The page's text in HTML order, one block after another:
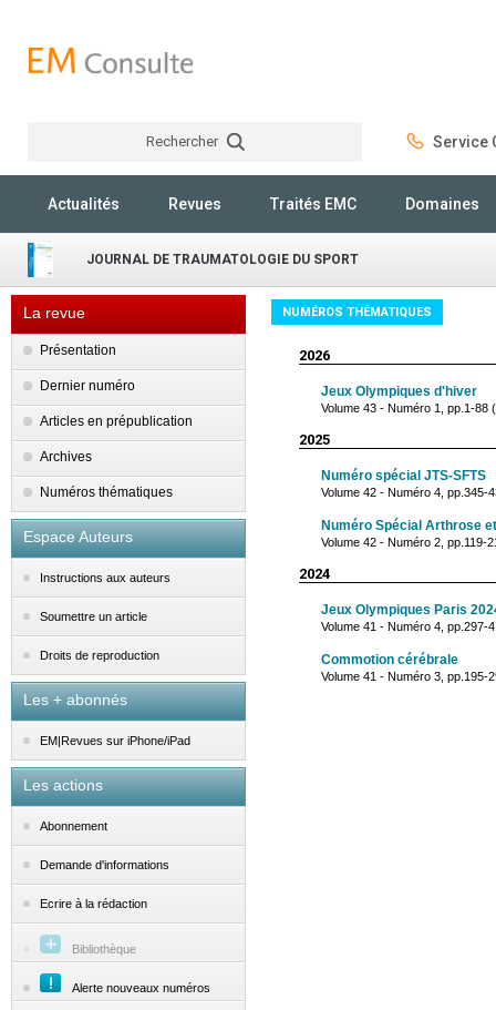
Rechercher Service
Actualités Revues Traités EMC Domaines
JOURNAL DE TRAUMATOLOGIE DU SPORT
La revue
Présentation
Dernier numéro
Articles en prépublication
Archives
Numéros thématiques
Espace Auteurs
Instructions aux auteurs
Soumettre un article
Droits de reproduction
Les + abonnés
EM|Revues sur iPhone/iPad
Les actions
Abonnement
Demande d'informations
Ecrire à la rédaction
Bibliothèque
Alerte nouveaux numéros
NUMÉROS THÉMATIQUES
2026
Jeux Olympiques d'hiver
Volume 43 - Numéro 1, pp.1-88
2025
Numéro spécial JTS-SFTS
Volume 42 - Numéro 4, pp.345-
Numéro Spécial Arthrose
Volume 42 - Numéro 2, pp.119-
2024
Jeux Olympiques Paris
Volume 41 - Numéro 4, pp.297-
Commotion cérébrale
Volume 41 - Numéro 3, pp.195-